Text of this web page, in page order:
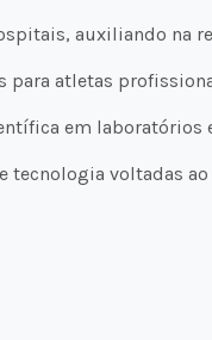
auxiliando na
para atletas
em laboratórios
tecnologia voltadas